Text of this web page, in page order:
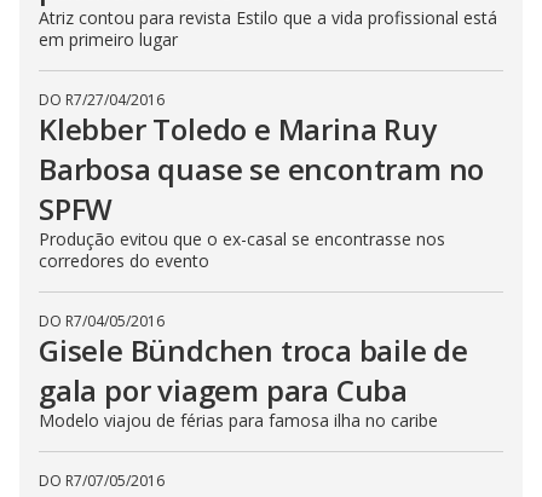
Atriz contou para revista Estilo que a vida profissional está
em primeiro lugar
DO R7/27/04/2016
Klebber Toledo e Marina Ruy
Barbosa quase se encontram no
SPFW
Produção evitou que o ex-casal se encontrasse nos
corredores do evento
DO R7/04/05/2016
Gisele Bündchen troca baile de
gala por viagem para Cuba
Modelo viajou de férias para famosa ilha no caribe
DO R7/07/05/2016